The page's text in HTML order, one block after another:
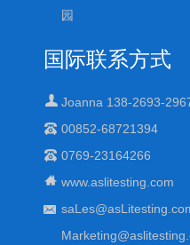
园
国际联系方式
Joanna 138-2693-
00852-68721394
0769-23164266
www.aslitesting.com